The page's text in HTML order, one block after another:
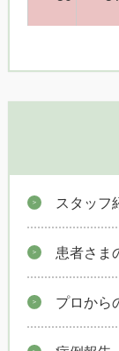
スタッフ
患者さま
プロから